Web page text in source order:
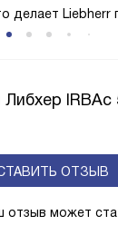
делает
легко
с помощью
на
IRBAc
ОТЗЫВ
отзыв может